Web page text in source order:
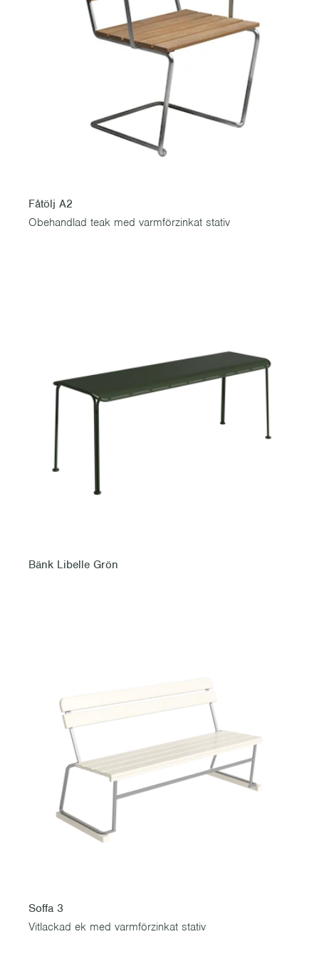
Fåtölj A2
Obehandlad teak med varmförzinkat stativ
Bänk Libelle Grön
Soffa 3
Vitlackad ek med varmförzinkat stativ